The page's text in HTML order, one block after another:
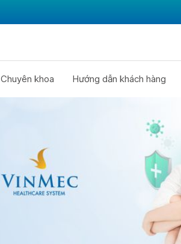
Chuyên khoa Hướng dẫn khách hàng